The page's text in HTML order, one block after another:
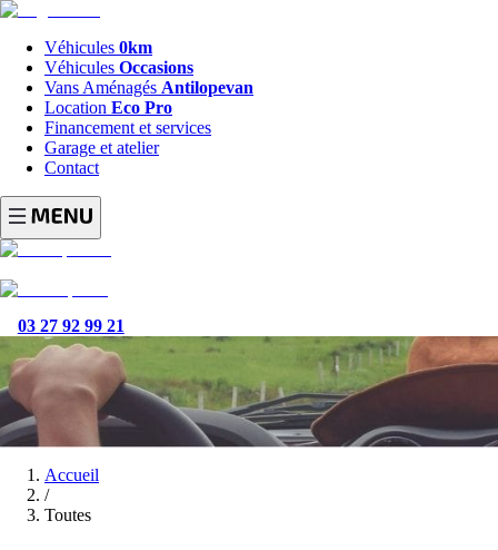
Véhicules 0km
Véhicules Occasions
Vans Aménagés Antilopevan
Location Eco Pro
Financement et services
Garage et atelier
Contact
03 27 92 99 21
Accueil
/
Toutes